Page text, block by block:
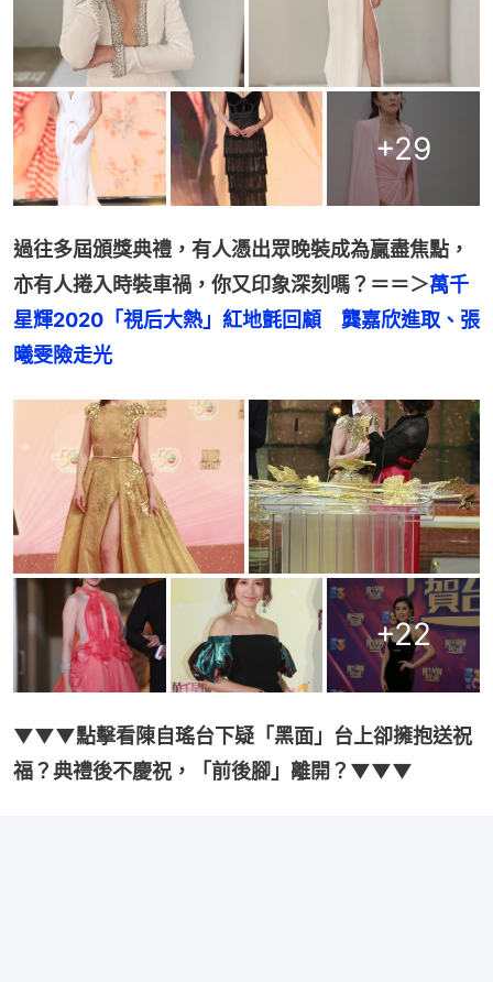
+29
過往多屆頒獎典禮，有人憑出眾晚裝成為贏盡焦點，
亦有人捲入時裝車禍，你又印象深刻嗎？＝＝＞萬千
星輝2020「視后大熱」紅地氈回顧　龔嘉欣進取、張
曦雯險走光
+22
▼▼▼點擊看陳自瑤台下疑「黑面」台上卻擁抱送祝
福？典禮後不慶祝，「前後腳」離開？▼▼▼